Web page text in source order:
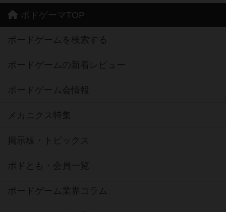
ボドゲーマTOP
ボードゲームを検索する
ボードゲームの新着レビュー
ボードゲーム会情報
メカニクス特集
掲示板・トピックス
ボドとも・会員一覧
ボードゲーム業界コラム